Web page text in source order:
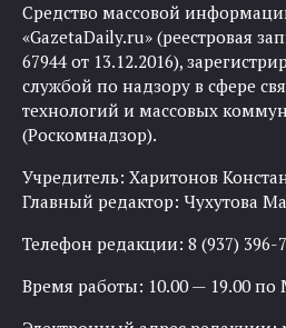
Средство массовой
«GazetaDaily.ru» (реестровая
67944 от 13.12.2016),
службой по надзору в сфере
технологий и массовых
(Роскомнадзор).
Учредитель: Харитонов
Главный редактор: Чухутова
Телефон редакции: 8 (937) 396-
Время работы: 10.00 — 19.00 по